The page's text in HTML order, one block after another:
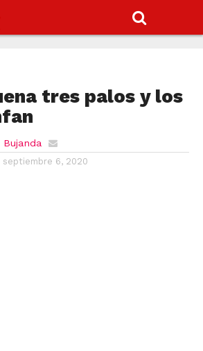
tres palos y los
septiembre 6, 2020